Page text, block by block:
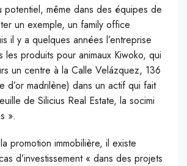
potentiel, même dans des équipes de
un exemple, un family office
il y a quelques années l’entreprise
les produits pour animaux Kiwoko, qui
un centre à la Calle Velázquez, 136
d’or madrilène) dans un actif qui fait
de Silicius Real Estate, la socimi
».
promotion immobilière, il existe
d’investissement « dans des projets